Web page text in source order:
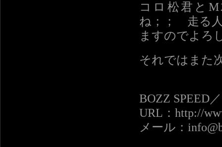
コロ松君と
ね；； 走る
ますのでよろ
それではまた
BOZZ SPEED
URL：http://
メール：